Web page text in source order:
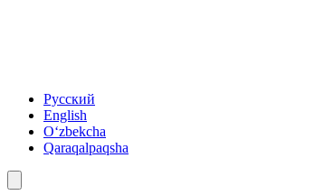
Русский
English
Oʻzbekcha
Qaraqalpaqsha